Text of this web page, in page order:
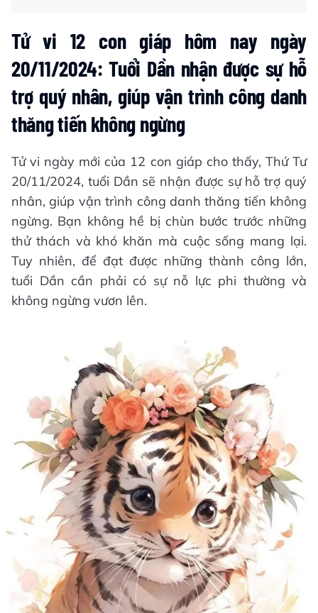
Tử vi 12 con giáp hôm nay ngày
20/11/2024: Tuổi Dần nhận được sự hỗ
trợ quý nhân, giúp vận trình công danh
thăng tiến không ngừng
Tử vi ngày mới của 12 con giáp cho thấy, Thứ Tư
20/11/2024, tuổi Dần sẽ nhận được sự hỗ trợ quý
nhân, giúp vận trình công danh thăng tiến không
ngừng. Bạn không hề bị chùn bước trước những
thử thách và khó khăn mà cuộc sống mang lại.
Tuy nhiên, để đạt được những thành công lớn,
tuổi Dần cần phải có sự nỗ lực phi thường và
không ngừng vươn lên.